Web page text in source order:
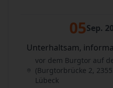
05Sep.
Unterhaltsam,
vor dem Burgtor auf
(Burgtorbrücke 2,
Lübeck